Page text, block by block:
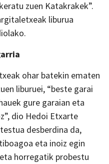
zuen Katakrakek”.
liburua
ohar batekin ematen
liburuei, “beste garai
gure garaian eta
dio Hedoi Etxarte
desberdina da,
eta inoiz egin
horregatik probestu